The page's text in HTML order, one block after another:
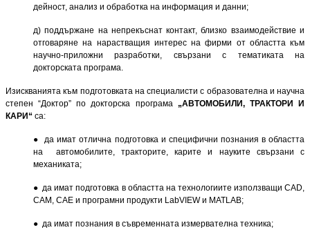
дейност, анализ и обработка на информация и данни;
д) поддържане на непрекъснат контакт, близко взаимодействие и
отговаряне на нарастващия интерес на фирми от областта към
научно-приложни разработки, свързани с тематиката на
докторската прог­рама.
Изискванията към подготовката на специалисти с образователна и научна
степен “Доктор” по док­торска програма „АВТОМОБИЛИ, ТРАКТОРИ И
КАРИ“ са:
● да имат отлична подготовка и специфични познания в областта
на автомобилите, тракторите, карите и науките свързани с
механиката;
● да имат подготовка в областта на технологиите използващи CAD,
CAM, CAE и програмни продукти LabVIEW и MATLAB;
● да имат познания в съвременната измервателна техника;